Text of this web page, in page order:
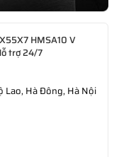
HMSA10 V
trợ 24/7
Lao, Hà Đông, Hà Nội